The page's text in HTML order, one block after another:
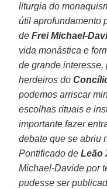
liturgia do
útil aprofundamento
deFrei Michael-
vida monástica e
de grande
herdeiros do
podemos arriscar
escolhas rituais e
importante fazer
debate que se abriu
Pontificado deLeão
Michael-Davide por
pudesse ser